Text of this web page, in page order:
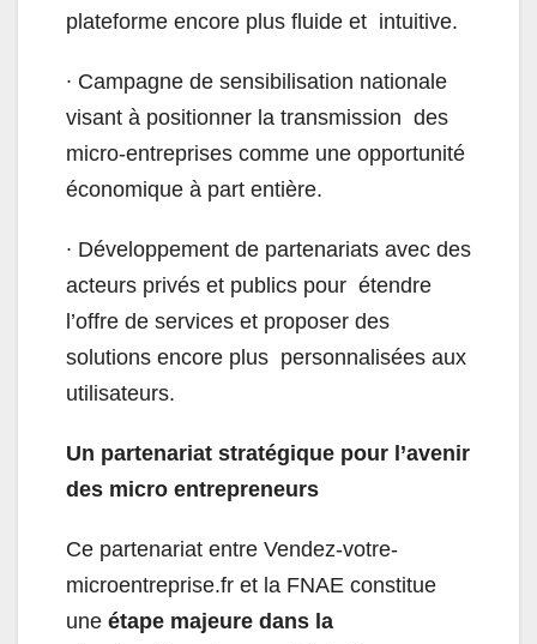
plateforme encore plus fluide et intuitive.
∙ Campagne de sensibilisation nationale
visant à positionner la transmission des
micro-entreprises comme une opportunité
économique à part entière.
∙ Développement de partenariats avec des
acteurs privés et publics pour étendre
l’offre de services et proposer des
solutions encore plus personnalisées aux
utilisateurs.
Un partenariat stratégique pour l’avenir
des micro entrepreneurs
Ce partenariat entre Vendez-votre-
microentreprise.fr et la FNAE constitue
une étape majeure dans la